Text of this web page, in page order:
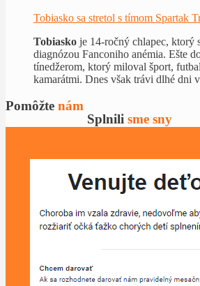
Tobiasko sa stretol s tímom Spartak
Tobiasko je 14-ročný chlapec, ktorý
diagnózou Fanconiho anémia. Ešte
tínedžerom, ktorý miloval šport,
kamarátmi. Dnes však trávi dlhé dni
Splnili sme sny
Za rok sme
balíčkov pomoci
Pomôžte nám